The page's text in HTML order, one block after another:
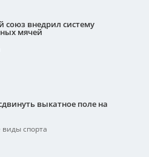
союз внедрил систему
мячей
выкатное поле на
спорта